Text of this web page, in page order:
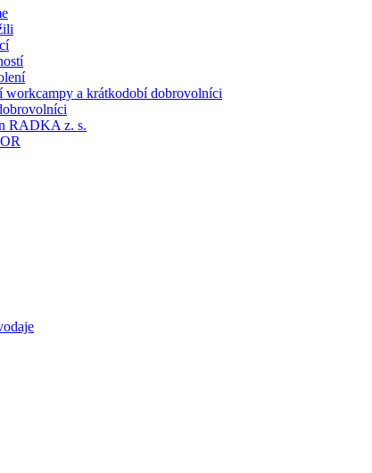
workcampy a krátkodobí dobrovolníci
RADKA z. s.